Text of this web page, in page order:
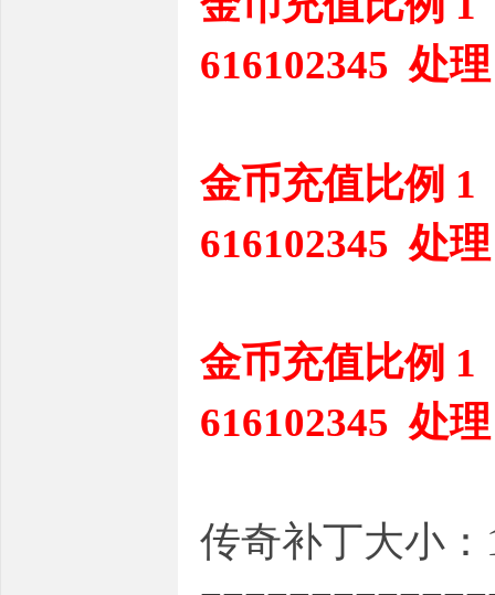
616102345 处理
金币充值比例
616102345 处理
金币充值比例
616102345 处理
传奇补丁大小：